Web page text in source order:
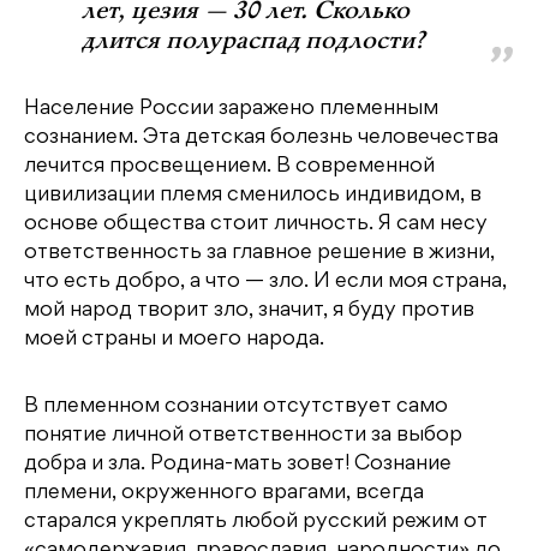
лет, цезия — 30 лет. Сколько
длится полураспад подлости?
Население России заражено племенным
сознанием. Эта детская болезнь человечества
лечится просвещением. В современной
цивилизации племя сменилось индивидом, в
основе общества стоит личность. Я сам несу
ответственность за главное решение в жизни,
что есть добро, а что — зло. И если моя страна,
мой народ творит зло, значит, я буду против
моей страны и моего народа.
В племенном сознании отсутствует само
понятие личной ответственности за выбор
добра и зла. Родина-мать зовет! Сознание
племени, окруженного врагами, всегда
старался укреплять любой русский режим от